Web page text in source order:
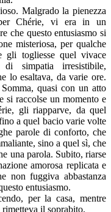
Malgrado la pienezza
per Chérie, vi era in un
che questo entusiasmo si
misteriosa, per qualche
gli togliesse quel vivace
simpatia irresistibile,
lo esaltava, da varie ore.
quasi con un atto
si raccolse un momento e
gli riapparve, da quel
a quel bacio varie volte
parole di conforto, che
sino a quel sì, che
una parola. Subito, riarse
amorosa replicata e
non fuggiva abbastanza
entusiasmo.
per la casa, mentre
il soprabito.